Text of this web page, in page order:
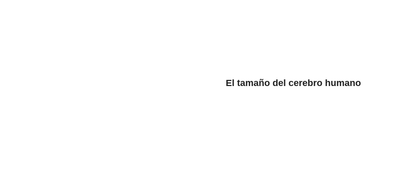
El tamaño del cerebro humano